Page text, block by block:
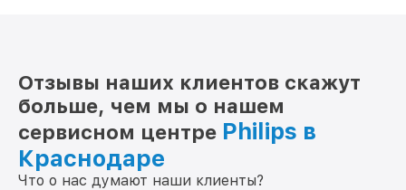
Отзывы наших клиентов скажут
больше, чем мы о нашем
сервисном центре Philips в
Краснодаре
Что о нас думают наши клиенты?